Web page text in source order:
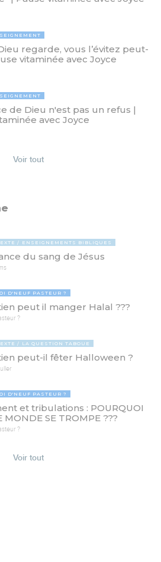
regarde, vous l’évitez peut-
vitaminée avec Joyce
de Dieu n'est pas un refus |
avec Joyce
Voir tout
ENSEIGNEMENTS BIBLIQUES
du sang de Jésus
D'NEUF PASTEUR ?
peut il manger Halal ???
?
LA QUESTION TABOUE
peut-il fêter Halloween ?
D'NEUF PASTEUR ?
et tribulations : POURQUOI
MONDE SE TROMPE ???
?
Voir tout